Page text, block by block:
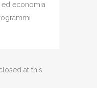
economia
at this